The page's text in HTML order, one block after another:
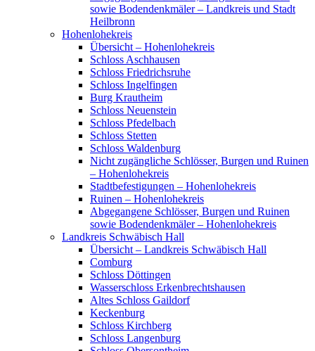
sowie Bodendenkmäler – Landkreis und Stadt
Heilbronn
Hohenlohekreis
Übersicht – Hohenlohekreis
Schloss Aschhausen
Schloss Friedrichsruhe
Schloss Ingelfingen
Burg Krautheim
Schloss Neuenstein
Schloss Pfedelbach
Schloss Stetten
Schloss Waldenburg
Nicht zugängliche Schlösser, Burgen und Ruinen
– Hohenlohekreis
Stadtbefestigungen – Hohenlohekreis
Ruinen – Hohenlohekreis
Abgegangene Schlösser, Burgen und Ruinen
sowie Bodendenkmäler – Hohenlohekreis
Landkreis Schwäbisch Hall
Übersicht – Landkreis Schwäbisch Hall
Comburg
Schloss Döttingen
Wasserschloss Erkenbrechtshausen
Altes Schloss Gaildorf
Keckenburg
Schloss Kirchberg
Schloss Langenburg